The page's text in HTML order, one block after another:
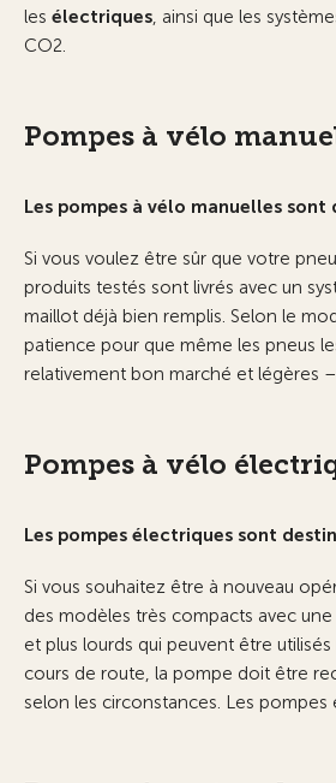
les électriques, ainsi que les
CO2.
Pompes à vélo
Les pompes à vélo manuelles
Si vous voulez être sûr que votre
produits testés sont livrés avec un
maillot déjà bien remplis. Selon le
patience pour que même les pneus
relativement bon marché et légères
Pompes à vélo
Les pompes électriques sont
Si vous souhaitez être à nouveau
des modèles très compacts avec
et plus lourds qui peuvent être
cours de route, la pompe doit être
selon les circonstances. Les